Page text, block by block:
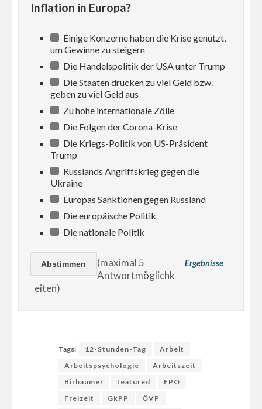
Inflation in Europa?
Einige Konzerne haben die Krise genutzt,
um Gewinne zu steigern
Die Handelspolitik der USA unter Trump
Die Staaten drucken zu viel Geld bzw.
geben zu viel Geld aus
Zu hohe internationale Zölle
Die Folgen der Corona-Krise
Die Kriegs-Politik von US-Präsident
Trump
Russlands Angriffskrieg gegen die
Ukraine
Europas Sanktionen gegen Russland
Die europäische Politik
Die nationale Politik
Ergebnisse
(maximal 5
Antwortmöglichk
eiten)
Tags: 12-Stunden-Tag
Arbeit
Arbeitspsychologie
Arbeitszeit
Birbaumer
featured
FPÖ
Freizeit
GkPP
ÖVP